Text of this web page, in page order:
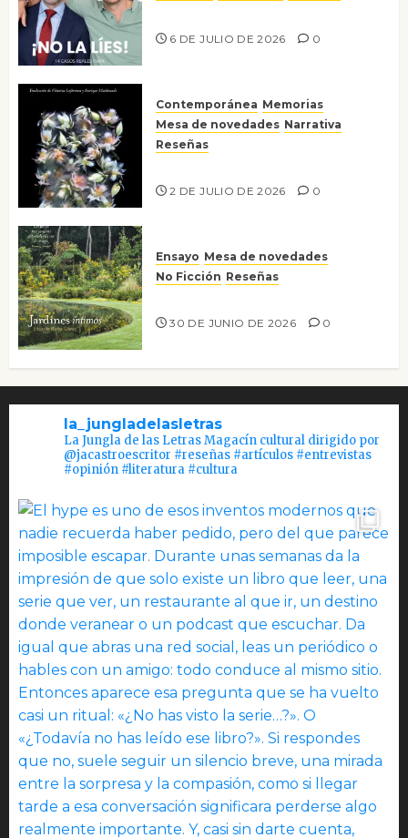
6 DE JULIO DE 2026 0
Contemporánea Memorias
Mesa de novedades Narrativa
Reseñas
2 DE JULIO DE 2026 0
Ensayo Mesa de novedades
No Ficción Reseñas
30 DE JUNIO DE 2026 0
la_jungladelasletras
La Jungla de las Letras Magacín cultural dirigido por
@jacastroescritor #reseñas #artículos #entrevistas
#opinión #literatura #cultura